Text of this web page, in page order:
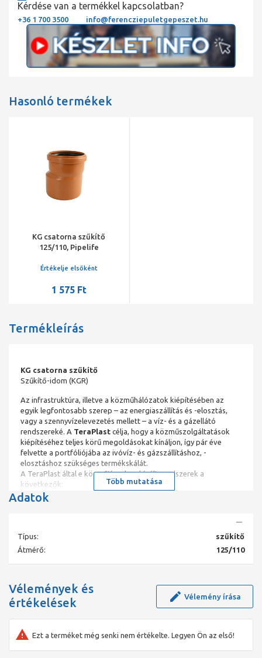
Kérdése van a termékkel kapcsolatban?
+36 1 700 3500 info@ferencziepuletgepeszet.hu
Hasonló termékek
KG csatorna szűkítő
125/110, Pipelife
Értékelje elsőként
1 575 Ft
Termékleírás
KG csatorna szűkítő
Szűkítő-idom (KGR)
Az infrastruktúra, illetve a közműhálózatok kiépítésében az
egyik legfontosabb szerep – az energiaszállítás és -elosztás,
vagy a szennyvízelevezetés mellett – a víz- és a gázellátó
rendszereké. A TeraPlast célja, hogy a közműszolgáltatások
kiépítéséhez teljes körű megoldásokat kínáljon, így pár éve
felvette a portfóliójába az ivóvíz- és gázszállításhoz, -
elosztáshoz szükséges termékskálát.
A TeraPlast által e közműtípushoz kínált rendszerek a
következők:
polietiléncsövek és a hozzájuk illeszthető idomok széles
PVC-csövek és -idomok vízellátó rendszerekhez, ipari
Több mutatása
Adatok
Típus:
szűkítő
Átmérő:
125/110
Vélemények és
értékelések
Vélemény írása
Ezt a terméket még senki nem értékelte. Legyen Ön az első!